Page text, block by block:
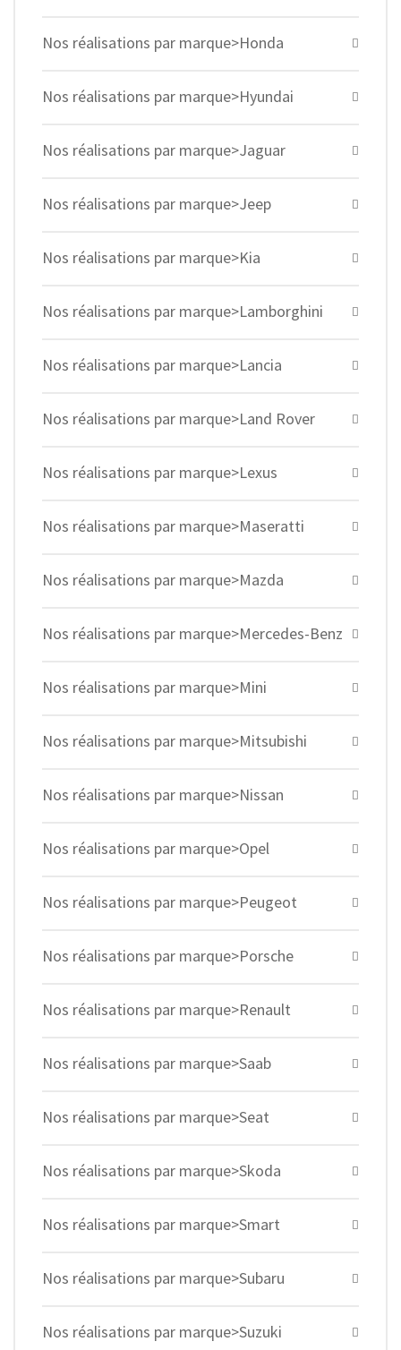
Nos réalisations par marque>Honda
Nos réalisations par marque>Hyundai
Nos réalisations par marque>Jaguar
Nos réalisations par marque>Jeep
Nos réalisations par marque>Kia
Nos réalisations par marque>Lamborghini
Nos réalisations par marque>Lancia
Nos réalisations par marque>Land Rover
Nos réalisations par marque>Lexus
Nos réalisations par marque>Maseratti
Nos réalisations par marque>Mazda
Nos réalisations par marque>Mercedes-Benz
Nos réalisations par marque>Mini
Nos réalisations par marque>Mitsubishi
Nos réalisations par marque>Nissan
Nos réalisations par marque>Opel
Nos réalisations par marque>Peugeot
Nos réalisations par marque>Porsche
Nos réalisations par marque>Renault
Nos réalisations par marque>Saab
Nos réalisations par marque>Seat
Nos réalisations par marque>Skoda
Nos réalisations par marque>Smart
Nos réalisations par marque>Subaru
Nos réalisations par marque>Suzuki